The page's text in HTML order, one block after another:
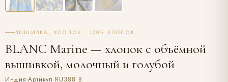
ВЫШИВКА, ХЛОПОК · 100% ХЛОПОК
BLANC Marine — хлопок с объёмной
вышивкой, молочный и голубой
Индия Артикул RU388 B